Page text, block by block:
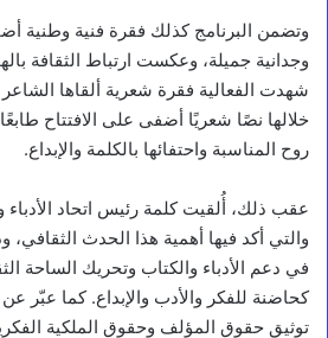
وتضمن البرنامج كذلك فقرة فنية وطنية
وجدانية جميلة، وعكست ارتباط الثقافة
شهدت الفعالية فقرة شعرية ألقاها
خلالها نصًا شعريًا أضفى على الافتتاح
روح المناسبة واحتفائها بالكلمة والإبداع.
عقب ذلك، أُلقيت كلمة رئيس اتحاد الأدباء
والتي أكد فيها أهمية هذا الحدث الثقافي،
في دعم الأدباء والكتاب وتحريك الساحة
كحاضنة للفكر والأدب والإبداع. كما عبّر
توثيق حقوق المؤلف وحقوق الملكية الفكرية